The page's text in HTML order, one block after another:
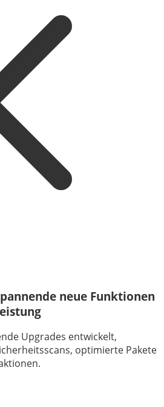
neue Funktionen
Upgrades entwickelt,
optimierte Pakete